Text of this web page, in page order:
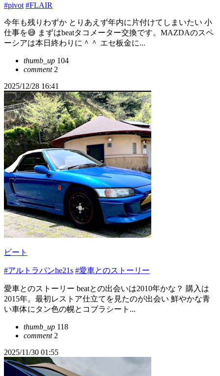
#pivot #FLAIR
今年も残りわずか とりあえず年内に片付けてしまいたい 小
仕事を😅 まずはbeatタコメーター交換です。MAZDAのスペ
ーシアは本日終わりに＾＾ エセ板金に...
thumb_up 104
comment2
2025/12/28 16:41
ビート
#アルトラパンhe21s #愛車とのストーリー
愛車とのストーリー beatとの出会いは2010年かな？ 購入は
2015年。最初レストア仕立てを見たのが出会い 鮮やかな青
い車体にタン色の幌とコブラシート...
thumb_up 118
comment2
2025/11/30 01:55